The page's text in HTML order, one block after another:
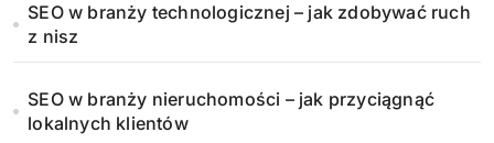
SEO w branży technologicznej – jak zdobywać ruch
z nisz
SEO w branży nieruchomości – jak przyciągnąć
lokalnych klientów